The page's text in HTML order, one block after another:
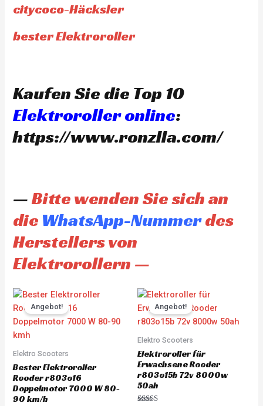
citycoco-Häcksler
bester Elektroroller
Kaufen Sie die Top 10
Elektroroller online:
https://www.ronzlla.com/
—Bitte wenden Sie sich an
die WhatsApp-Nummerdes
Herstellers von
Elektrorollern —
Angebot!
Elektro Scooters
Bester Elektroroller
Rooder r803o16
Doppelmotor 7000 W 80-
90 km/h
Original
price
was:
CHF 3'930.00.CHF 3'733.00.
Angebot!
Elektro Scooters
Elektroroller für
Erwachsene Rooder
r803o15b 72v 8000w
50ah
Original
price
was:
CHF 4'845.00.CHF